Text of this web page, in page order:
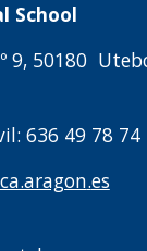
School
9, 50180
636 49 78 74
.es